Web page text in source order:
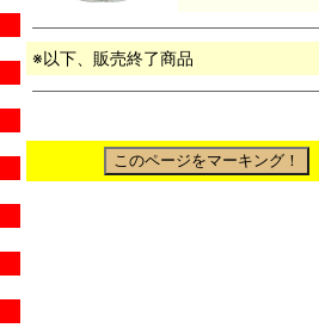
※以下、販売終了商品